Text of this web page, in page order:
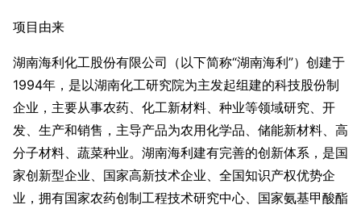
项目由来
湖南海利化工股份有限公司（以下简称“湖南海利”）创建于
1994年，是以湖南化工研究院为主发起组建的科技股份制
企业，主要从事农药、化工新材料、种业等领域研究、开
发、生产和销售，主导产品为农用化学品、储能新材料、高
分子材料、蔬菜种业。湖南海利建有完善的创新体系，是国
家创新型企业、国家高新技术企业、全国知识产权优势企
业，拥有国家农药创制工程技术研究中心、国家氨基甲酸酯